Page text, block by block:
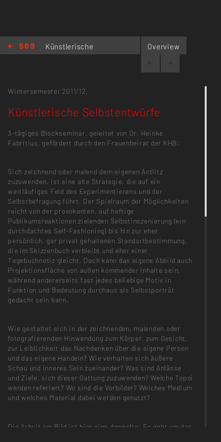
Künstlerische
Overview
Wintersemester 2011/12,
Künstlerische Selbstentwürfe
3-tägiges Blockseminar, geleitet von Dr. Heinke
Fabritius, gefördert durch den Frauenbeirat der KHB:
Sich zeichnend oder malend dem eigenen Antlitz
zuzuwenden, ist eine alte Strategie, die auf ein
weitläufiges Feld des Experimentierens und der
Selbstbefragung führt. Der Spielraum der Möglichkeiten
reicht von der provokanten, auf heftige
Publikumsreaktionen zielenden Selbstinszenierung (ein
durchdachtes Self-Fashioning) bis hin zur eher
persönlich, gar privat gehaltenen Standortbestimmung,
die im Skizzenbuch verbleibt und eher einer
Tagebuchnotiz gleicht. Doch kann das eigene Abbild auch
Projektionsfläche von außen kommender Inhalte sein,
während andererseits fast jedes beliebige Motiv in
Funktion und Bedeutung durchaus als Selbstporträt
gedacht sein kann.
Wie gestaltet sich in der zeichnenden, malenden oder
fotografierenden Hinwendung zum Körper, zum Gesicht,
zur Leiblichkeit das Nachdenken über die eigene Person
und das eigene Handeln? Wie verhalten sich äußere
Schau und inneres Sein zueinander? Was sind Anlässe
und Ziele, sich dieser Gattung zuzuwenden? Welche Topoi
werden referiert? Wo sind die Vorbilder? Welches Medium
und welches Material dabei werden genutzt?
Die Arbeit am Bild ist hier eine doppelte: Es geht um das